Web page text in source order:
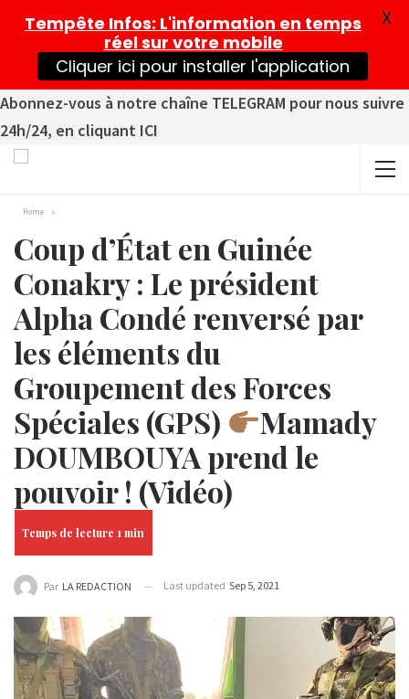
Abonnez-vous à notre chaîne TELEGRAM pour nous suivre
24h/24, en cliquant ICI
Home
Coup d’État en Guinée
Conakry : Le président
Alpha Condé renversé par
les éléments du
Groupement des Forces
Spéciales (GPS)
Mamady
DOUMBOUYA prend le
pouvoir ! (Vidéo)
Par LA REDACTION Last updated Sep 5, 2021
Tempête Infos: L'information en temps
réel sur votre mobile
Cliquer ici pour installer l'application
X